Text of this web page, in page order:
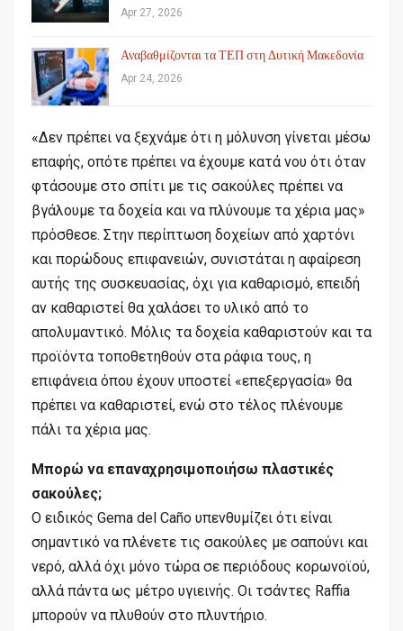
Apr 27, 2026
Αναβαθμίζονται τα ΤΕΠ στη Δυτική Μακεδονία
Apr 24, 2026
«Δεν πρέπει να ξεχνάμε ότι η μόλυνση γίνεται μέσω
επαφής, οπότε πρέπει να έχουμε κατά νου ότι όταν
φτάσουμε στο σπίτι με τις σακούλες πρέπει να
βγάλουμε τα δοχεία και να πλύνουμε τα χέρια μας»
πρόσθεσε. Στην περίπτωση δοχείων από χαρτόνι
και πορώδους επιφανειών, συνιστάται η αφαίρεση
αυτής της συσκευασίας, όχι για καθαρισμό, επειδή
αν καθαριστεί θα χαλάσει το υλικό από το
απολυμαντικό. Μόλις τα δοχεία καθαριστούν και τα
προϊόντα τοποθετηθούν στα ράφια τους, η
επιφάνεια όπου έχουν υποστεί «επεξεργασία» θα
πρέπει να καθαριστεί, ενώ στο τέλος πλένουμε
πάλι τα χέρια μας.
Μπορώ να επαναχρησιμοποιήσω πλαστικές
σακούλες;
Ο ειδικός Gema del Caño υπενθυμίζει ότι είναι
σημαντικό να πλένετε τις σακούλες με σαπούνι και
νερό, αλλά όχι μόνο τώρα σε περιόδους κορωνοϊού,
αλλά πάντα ως μέτρο υγιεινής. Οι τσάντες Raffia
μπορούν να πλυθούν στο πλυντήριο.